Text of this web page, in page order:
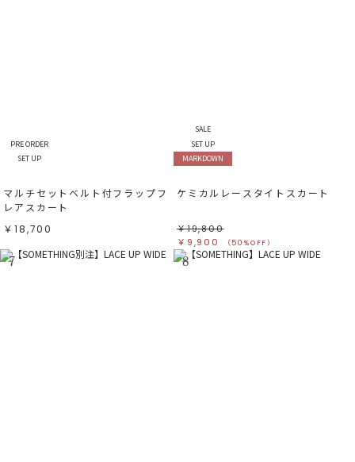
PRE ORDER
SET UP
マルチセットベルト付フラップフ
レアスカート
￥18,700
SALE
SET UP
MARKDOWN
ケミカルレースタイトスカート
￥19,800
￥9,900
（50%OFF）
7 8